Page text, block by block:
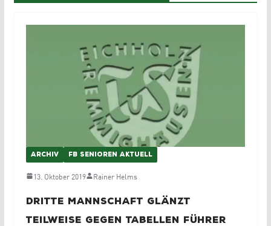
ARCHIV FB SENIOREN AKTUELL
13. Oktober 2019 Rainer Helms
Dritte Mannschaft glänzt
teilweise gegen Tabellen Führer